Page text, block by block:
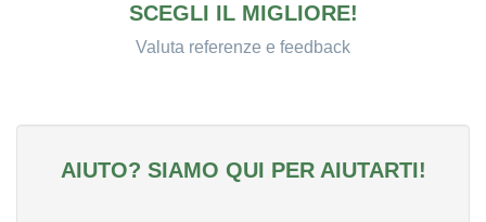
SCEGLI IL MIGLIORE!
Valuta referenze e feedback
AIUTO? SIAMO QUI PER AIUTARTI!